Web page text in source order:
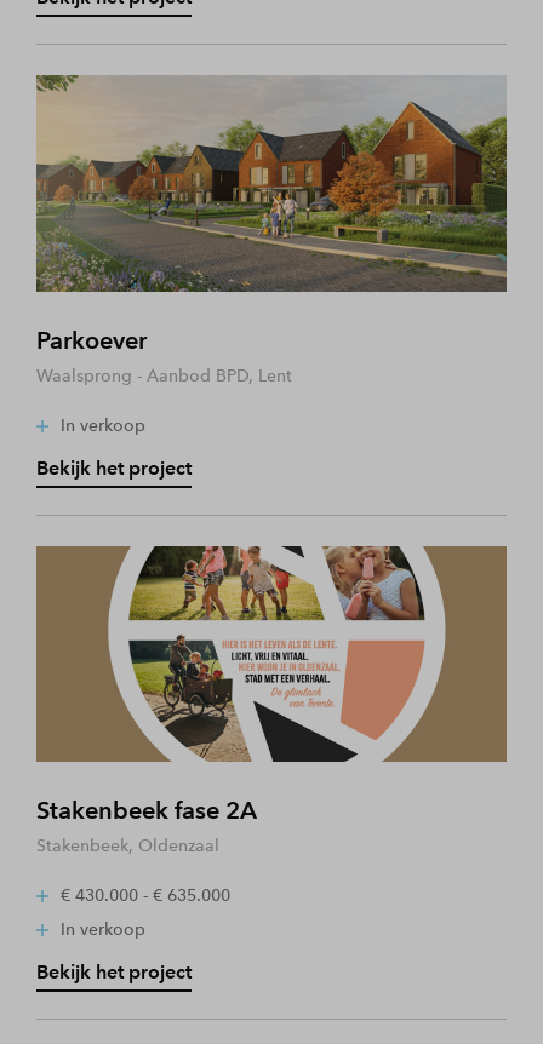
Parkoever
Waalsprong - Aanbod BPD, Lent
In verkoop
Bekijk het project
Stakenbeek fase 2A
Stakenbeek, Oldenzaal
€ 430.000 - € 635.000
In verkoop
Bekijk het project